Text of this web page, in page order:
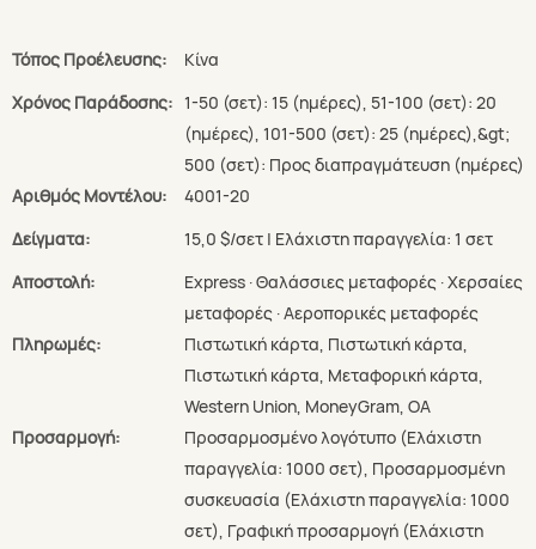
Τόπος Προέλευσης:
Κίνα
Χρόνος Παράδοσης: 1-50 (σετ): 15 (ημέρες), 51-100 (σετ): 20
(ημέρες), 101-500 (σετ): 25 (ημέρες),&gt;
500 (σετ): Προς διαπραγμάτευση (ημέρες)
Αριθμός Μοντέλου:
4001-20
Δείγματα:
15,0 $/σετ | Ελάχιστη παραγγελία: 1 σετ
Αποστολή:
Express · Θαλάσσιες μεταφορές · Χερσαίες
μεταφορές · Αεροπορικές μεταφορές
Πληρωμές:
Πιστωτική κάρτα, Πιστωτική κάρτα,
Πιστωτική κάρτα, Μεταφορική κάρτα,
Western Union, MoneyGram, ΟΑ
Προσαρμογή:
Προσαρμοσμένο λογότυπο (Ελάχιστη
παραγγελία: 1000 σετ), Προσαρμοσμένη
συσκευασία (Ελάχιστη παραγγελία: 1000
σετ), Γραφική προσαρμογή (Ελάχιστη